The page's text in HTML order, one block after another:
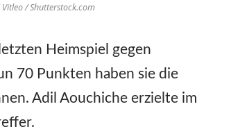
/ Shutterstock.com
Heimspiel gegen
70 Punkten haben sie die
Adil Aouchiche erzielte im